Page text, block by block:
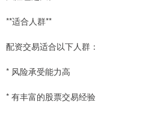
**适合人群**
配资交易适合以下人群：
* 风险承受能力高
* 有丰富的股票交易经验